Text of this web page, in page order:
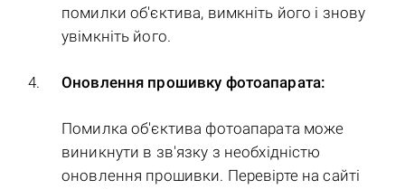
помилки об'єктива, вимкніть його і знову
увімкніть його.
Оновлення прошивку фотоапарата:
Помилка об'єктива фотоапарата може
виникнути в зв'язку з необхідністю
оновлення прошивки. Перевірте на сайті